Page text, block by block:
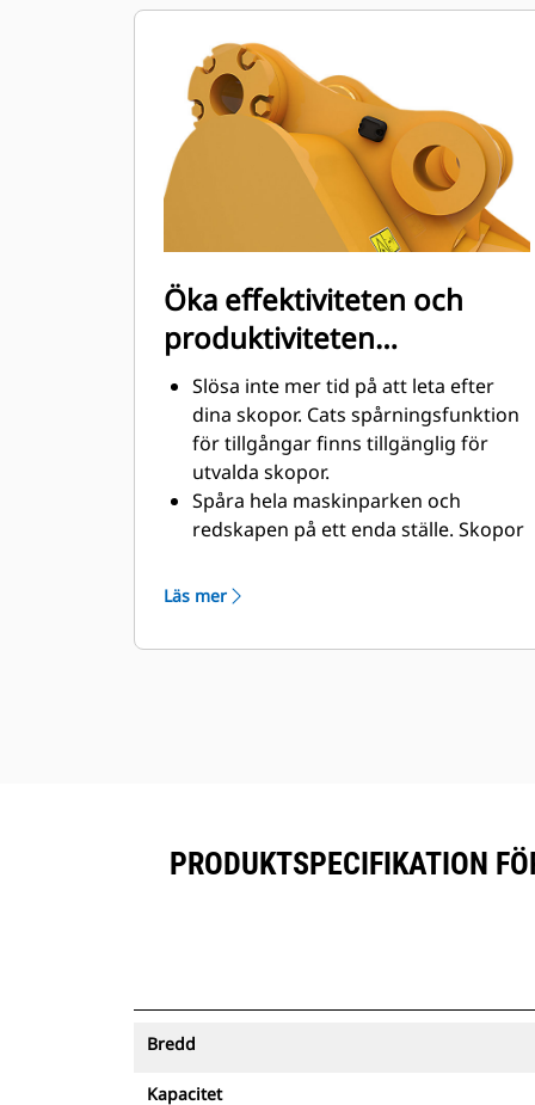
grävning. Cat-skoporna är
utformade för att skära genom
material snabbt för att förbättra
maskinens totala effektivitet.
Lasta mer material på kortare tid.
Skopans form och sidostänger håller
de flesta material i din skopa vid
varje lastning.
Öka effektiviteten och
produktiviteten
med integrerad Cat
Connect-teknik
Slösa inte mer tid på att leta efter
dina skopor. Cats spårningsfunktion
för tillgångar finns tillgänglig för
utvalda skopor.
Spåra hela maskinparken och
redskapen på ett enda ställe. Skopor
tillsammans med Product Link
Förvara dina tillgångar säkert.
Läs mer
PRODUKTSPECIFIKATION
Bredd
Kapacitet